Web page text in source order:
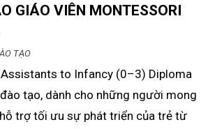
GIÁO VIÊN MONTESSORI
TẠO
to Infancy (0–3) Diploma
tạo, dành cho những người mong
trợ tối ưu sự phát triển của trẻ từ